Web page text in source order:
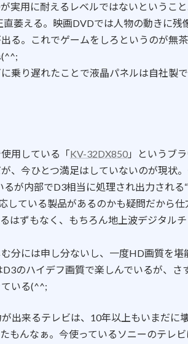
実用に耐えるレベルではないというこ
萎える。映画DVDでは人物の動きに残
る。これでゲームをしろというのが無
乗り遅れたことで液晶パネルは自社製
用している「KV-32DX850 」というブ
、今ひとつ満足はしていないのが現状
が内部でD3相当に処理され出力される
している製品があるのかも疑問だから
はずもなく、もちろん地上波デジタル
分には申し分ないし、一度HD画質を堪
のハイデフ画質で楽しんでいるが、さ
いる(^^;
出来るテレビは、10年以上もいまだに
もんなぁ。今使っているソニーのテレビ